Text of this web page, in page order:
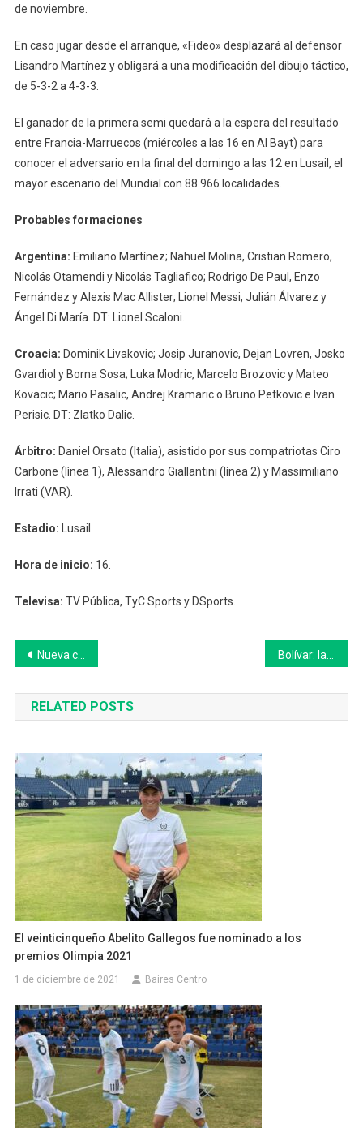
de noviembre.
En caso jugar desde el arranque, «Fideo» desplazará al defensor
Lisandro Martínez y obligará a una modificación del dibujo táctico,
de 5-3-2 a 4-3-3.
El ganador de la primera semi quedará a la espera del resultado
entre Francia-Marruecos (miércoles a las 16 en Al Bayt) para
conocer el adversario en la final del domingo a las 12 en Lusail, el
mayor escenario del Mundial con 88.966 localidades.
Probables formaciones
Argentina: Emiliano Martínez; Nahuel Molina, Cristian Romero,
Nicolás Otamendi y Nicolás Tagliafico; Rodrigo De Paul, Enzo
Fernández y Alexis Mac Allister; Lionel Messi, Julián Álvarez y
Ángel Di María. DT: Lionel Scaloni.
Croacia: Dominik Livakovic; Josip Juranovic, Dejan Lovren, Josko
Gvardiol y Borna Sosa; Luka Modric, Marcelo Brozovic y Mateo
Kovacic; Mario Pasalic, Andrej Kramaric o Bruno Petkovic e Ivan
Perisic. DT: Zlatko Dalic.
Árbitro: Daniel Orsato (Italia), asistido por sus compatriotas Ciro
Carbone (lìnea 1), Alessandro Giallantini (línea 2) y Massimiliano
Irrati (VAR).
Estadio: Lusail.
Hora de inicio: 16.
Televisa: TV Pública, TyC Sports y DSports.
Navegación
de
entradas
Nueva campaña de recepción de envases vacíos de fitosanitarios en 25 de Mayo Bolívar: la Dirección de Políticas Públicas para Personas con Discapacidad comenzó a despedir el 2022
RELATED POSTS
El veinticinqueño Abelito Gallegos fue nominado a los
premios Olimpia 2021
1 de diciembre de 2021 Baires Centro